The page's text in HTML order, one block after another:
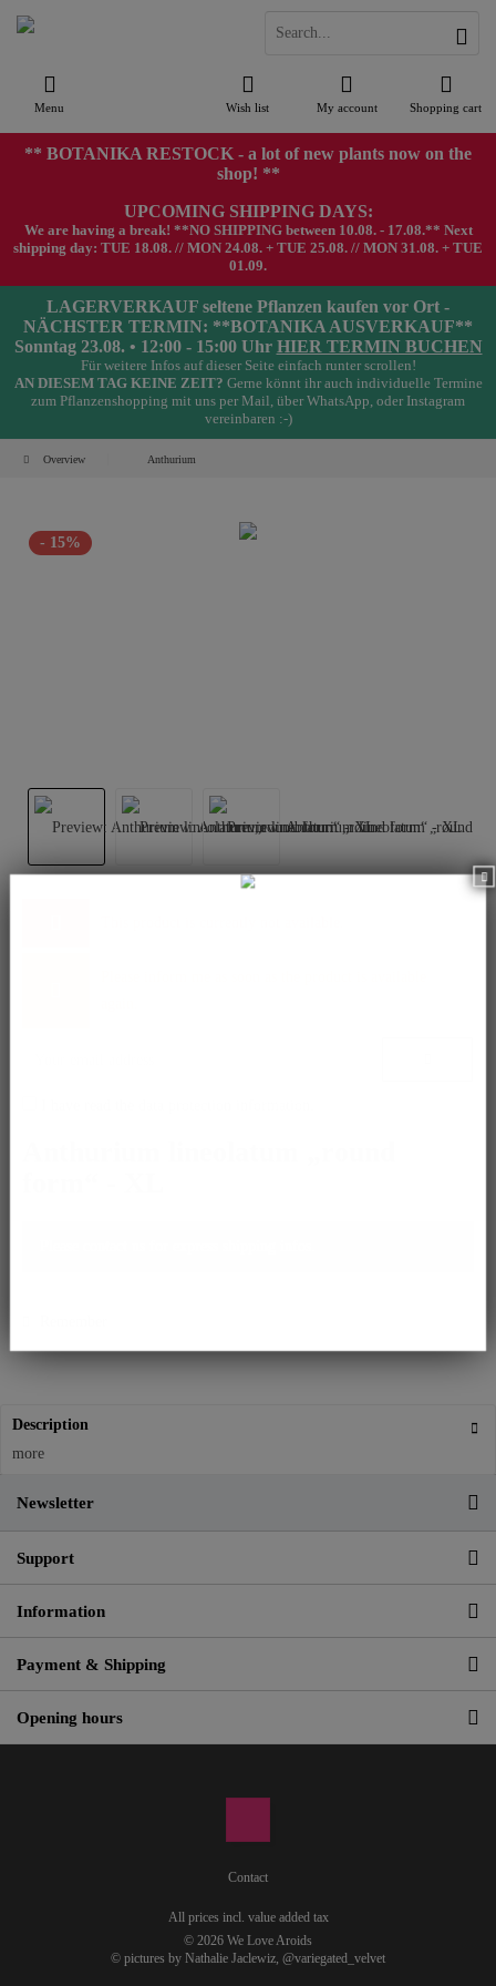
Menu Shopping cart
Wish list My account
** BOTANIKA RESTOCK - a lot of new plants now on the
shop! **
UPCOMING SHIPPING DAYS:
We are having a break! **NO SHIPPING between 10.08. - 17.08.** Next
shipping day: TUE 18.08. // MON 24.08. + TUE 25.08. // MON 31.08. + TUE
01.09.
LAGERVERKAUF seltene Pflanzen kaufen vor Ort -
NÄCHSTER TERMIN: **BOTANIKA AUSVERKAUF**
Sonntag 23.08. • 12:00 - 15:00 Uhr HIER TERMIN BUCHEN
Für weitere Infos auf dieser Seite einfach runter scrollen!
AN DIESEM TAG KEINE ZEIT? Gerne könnt ihr auch individuelle Termine
zum Pflanzenshopping mit uns per Mail, über WhatsApp, oder Instagram
vereinbaren :-)
Overview Anthurium
- 15%
Description
more
Newsletter
Support
Information
Payment & Shipping
Opening hours
Contact
All prices incl. value added tax
© 2026 We Love Aroids
© pictures by Nathalie Jaclewiz, @variegated_velvet